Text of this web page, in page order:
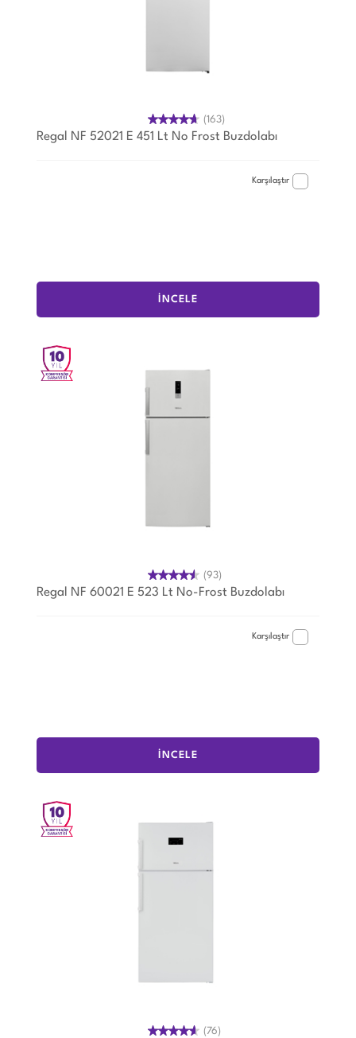
(163)
Regal NF 52021 E 451 Lt No Frost Buzdolabı
Karşılaştır
İNCELE
(93)
Regal NF 60021 E 523 Lt No-Frost Buzdolabı
Karşılaştır
İNCELE
(76)